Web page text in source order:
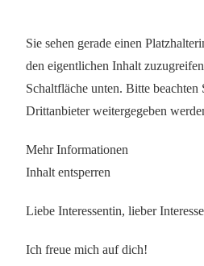
Sie sehen gerade einen
den eigentlichen Inhalt
Schaltfläche unten. Bitte beachten
Drittanbieter weitergegeben
Mehr Informationen
Inhalt entsperren
Liebe Interessentin, lieber
Ich freue mich auf dich!